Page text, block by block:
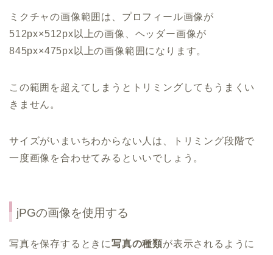
ミクチャの画像範囲は、プロフィール画像が
512px×512px以上の画像、ヘッダー画像が
845px×475px以上の画像範囲になります。
この範囲を超えてしまうとトリミングしてもうまくい
きません。
サイズがいまいちわからない人は、トリミング段階で
一度画像を合わせてみるといいでしょう。
jPGの画像を使用する
写真を保存するときに写真の種類が表示されるように